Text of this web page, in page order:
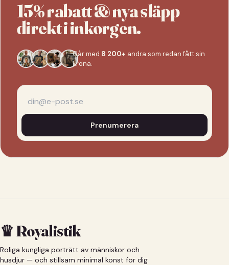
15% rabatt & nya släpp
direkt i inkorgen.
Går med 8 200+ andra som redan fått sin
krona.
Prenumerera
♛ Royalistik
Roliga kungliga porträtt av människor och
husdjur — och stillsam minimal konst för dig